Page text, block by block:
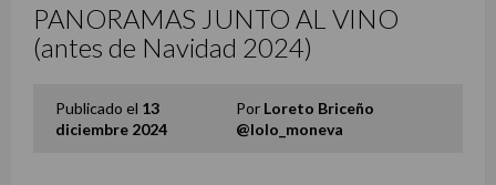
PANORAMAS JUNTO AL VINO
(antes de Navidad 2024)
Publicado el 13
diciembre 2024
Por Loreto Briceño
@lolo_moneva